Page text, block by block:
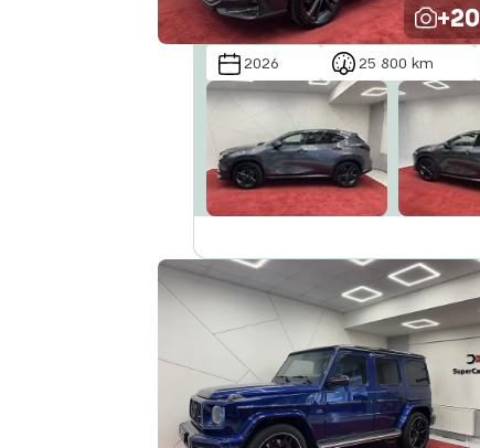
+20
2026 25 800 km